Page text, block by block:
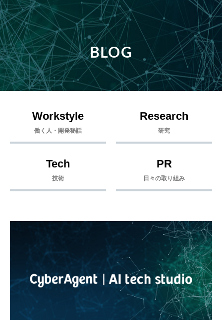
BLOG
Workstyle
働く人・開発秘話
Research
研究
Tech
技術
PR
日々の取り組み